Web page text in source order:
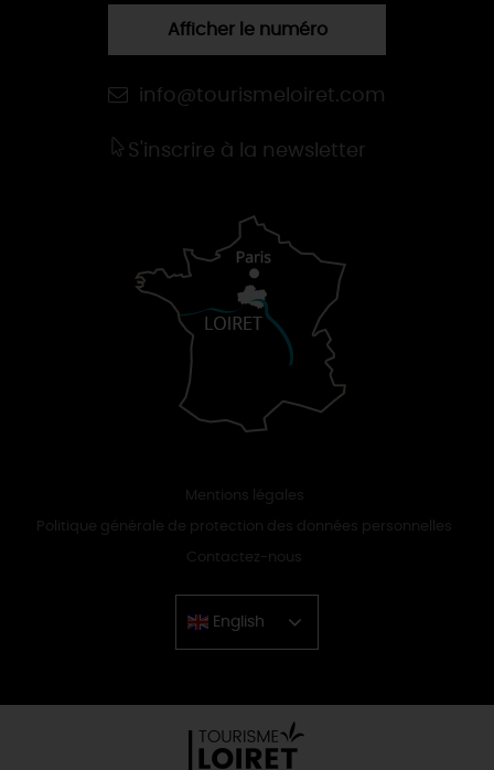
Afficher le numéro
info@tourismeloiret.com
S'inscrire à la newsletter
Mentions légales
Politique générale de protection des données personnelles
Contactez-nous
English
Chinese